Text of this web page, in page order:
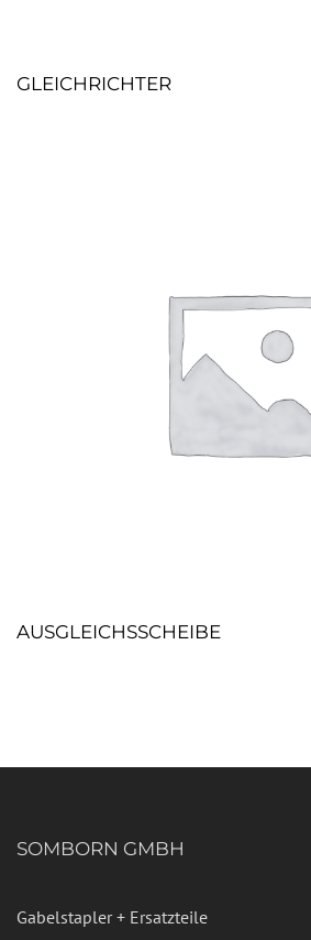
GLEICHRICHTER
AUSGLEICHSSCHEIBE
SOMBORN GMBH
Gabelstapler + Ersatzteile